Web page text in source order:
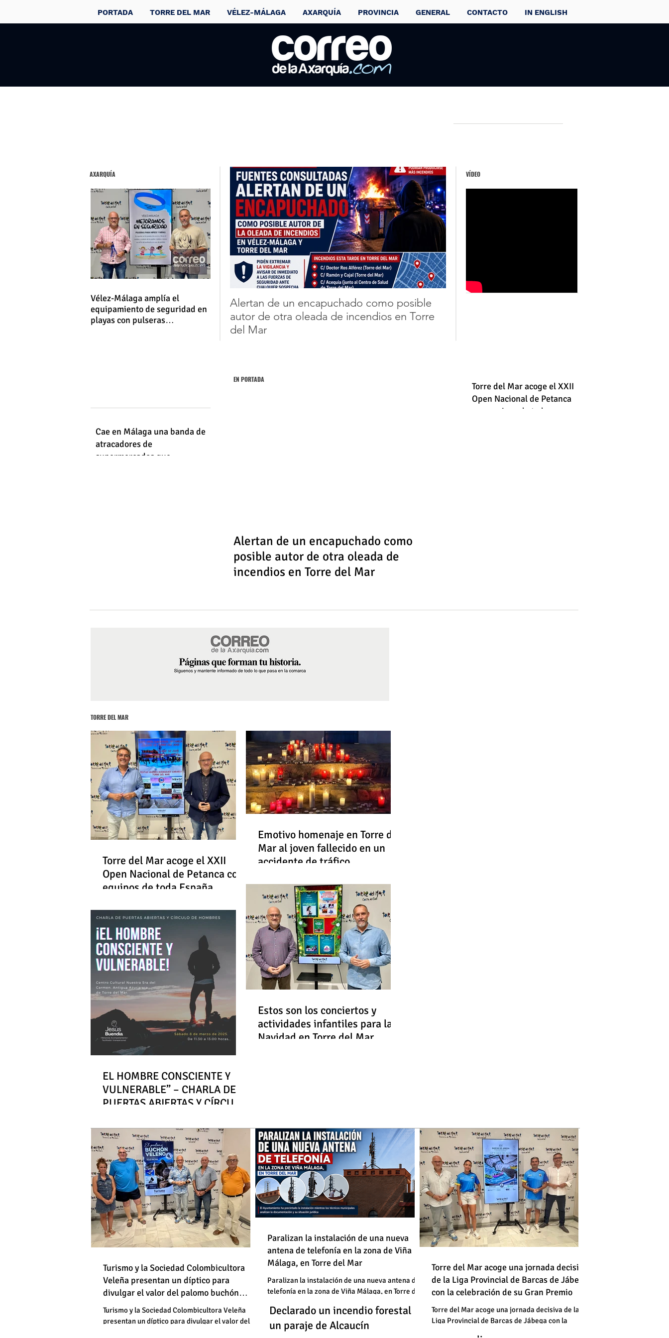
PORTADA TORRE DEL MAR VÉLEZ-MÁLAGA AXARQUÍA PROVINCIA GENERAL CONTACTO IN ENGLISH
Torre del Mar,
Benagalbón y
Melilla han sentido
el terremoto de
Alborán de hoy
con intensidad III
1 2 3 4
VÍDEO
AXARQUÍA
Vélez-Málaga amplía el
equipamiento de seguridad en
playas con pulseras
Encabezado 2
Alertan de un encapuchado como posible
autor de otra oleada de incendios en Torre
del Mar
Cae en Málaga una banda de
atracadores de
supermercados que
EN PORTADA
Alertan de un encapuchado como
posible autor de otra oleada de
incendios en Torre del Mar
Torre del Mar acoge el XXII
Open Nacional de Petanca
con equipos de toda
TORRE DEL MAR
Torre del Mar acoge el XXII
Open Nacional de Petanca con
equipos de toda España
Emotivo homenaje en Torre del
Mar al joven fallecido en un
accidente de tráfico
EL HOMBRE CONSCIENTE Y
VULNERABLE” – CHARLA DE
PUERTAS ABIERTAS Y CÍRCULO
Estos son los conciertos y
actividades infantiles para la
Navidad en Torre del Mar
Destapan una "falsedad" de
Torrox sí se paga tasa de basura"
Declarado un incendio forestal en
un paraje de Alcaucín
Un vehículo en llamas atraviesa
una vía en Torre del Mar junto a
una gasolinera
Destapan una "falsedad" de
Óscar Medina y José Pino: "En
Torrox sí se paga tasa de basura"
Declarado un incendio forestal en
un paraje de Alcaucín
Un vehículo en llamas atraviesa
una vía en Torre del Mar junto a
Turismo y la Sociedad Colombicultora
Veleña presentan un díptico para
divulgar el valor del palomo buchón
veleño
Turismo y la Sociedad Colombicultora Veleña
presentan un díptico para divulgar el valor del
Paralizan la instalación de una nueva
antena de telefonía en la zona de Viña
Málaga, en Torre del Mar
Paralizan la instalación de una nueva antena de
telefonía en la zona de Viña Málaga, en Torre del
Torre del Mar acoge una jornada decisiva
de la Liga Provincial de Barcas de Jábega
con la celebración de su Gran Premio
Torre del Mar acoge una jornada decisiva de la
Liga Provincial de Barcas de Jábega con la